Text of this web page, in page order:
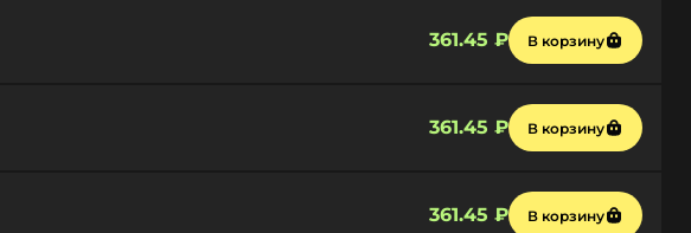
361.45 ₽ В корзину
361.45 ₽ В корзину
361.45 ₽ В корзину